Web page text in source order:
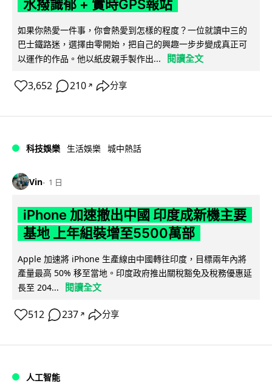
水撥識郁 + 實時GPS報站
如果你熱愛一件事，你會熱愛到怎樣的程度？一位就讀中三的
巴士鐵路迷，選擇由零開始，把自己的興趣一步步變成真正可
以運作的作品。他以紙皮親手製作出...
閱讀全文
3,652 210 ↗ 分享
科技娛樂 生活娛樂 城中熱話
Vin 1 日
iPhone 加速撤出中國 印度成新機主要
基地 上年組裝增至5500萬部
Apple 加速將 iPhone 生產線由中國轉往印度，目標兩年內將
產量最高 50% 移至當地。印度政府推出關稅豁免及稅務優惠延
長至 204...
閱讀全文
512 237 ↗ 分享
人工智能